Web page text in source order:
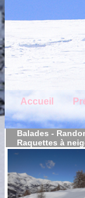
Accueil
Balades -
Raquettes à